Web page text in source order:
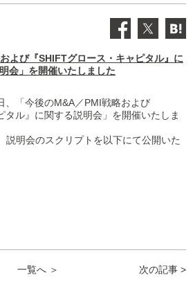
よび『SHIFTグロース・キャピタル』に
会」を開催いたしました
、「今後のM&A／PMI戦略および
タル』に関する説明会」を開催いたしま
説明会のスクリプトを以下にて公開いた
一覧へ ＞ 次の記事 >